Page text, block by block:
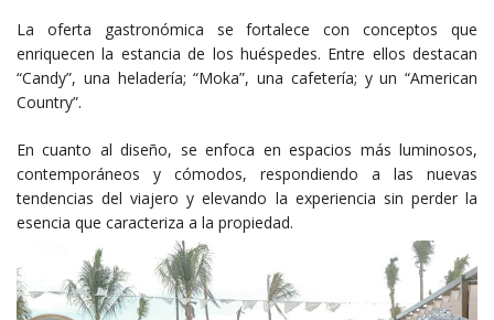
La oferta gastronómica se fortalece con conceptos que
enriquecen la estancia de los huéspedes. Entre ellos destacan
“Candy”, una heladería; “Moka”, una cafetería; y un “American
Country”.
En cuanto al diseño, se enfoca en espacios más luminosos,
contemporáneos y cómodos, respondiendo a las nuevas
tendencias del viajero y elevando la experiencia sin perder la
esencia que caracteriza a la propiedad.